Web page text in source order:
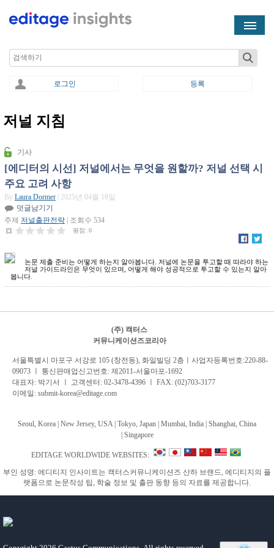
Search
로그인 등록
You are here
저널 지침
기사
[에디터의 시선] 저널에서는 무엇을 원할까? 저널 선택 시
주요 고려 사항
By Laura Dormer
| 2025년 04월 18일
덧글남기기
주제 저널출판전략 | 조회수 534
평점: 0
논문 제출 준비는 어떻게 하는지 알아봅니다. 저널에 논문을 투고할 때 따라야 하는
저널 가이드라인은 무엇이 있으며, 어떻게 해야 성공적으로 투고할 수 있는지 알아
봅니다.
(주) 캑터스
커뮤니케이션즈코리아
서 울특별시 마포구 서강로 105 (창전동), 화일빌딩 2층 ㅣ사업자등록번호:220-88-
09073 ㅣ 통신판매업신고번호: 제2011-서울마포-1692
대표자: 박기서 ㅣ 고객센터: 02-3478-4396 ㅣ FAX: (02)703-3177
이메일: submit-korea@editage.com
Seoul, Korea | New Jersey, USA | Tokyo, Japan | Mumbai, India | Shanghai, China
Singapore
EDITAGE WORLDWIDE WEBSITES:
부인 성명: 에디티지 인사이트는 캑터스커뮤니케이션즈 산하 브랜드, 에디티지의 플
랫폼으로 논문작성 팁, 학술 정보 및 출판 동향 등의 자료를 제공합니다.